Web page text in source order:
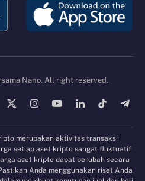
Nano. All right reserved.
X
InstagramYouTubeLinkedInTikTok
merupakan aktivitas transaksi
setiap aset kripto sangat fluktuatif
aset kripto dapat berubah secara
Anda menggunakan riset Anda